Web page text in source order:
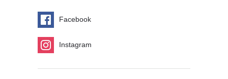
Facebook
Instagram